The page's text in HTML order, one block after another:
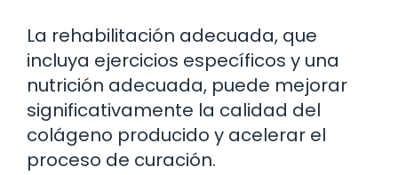
La rehabilitación adecuada, que
incluya ejercicios específicos y una
nutrición adecuada, puede mejorar
significativamente la calidad del
colágeno producido y acelerar el
proceso de curación.